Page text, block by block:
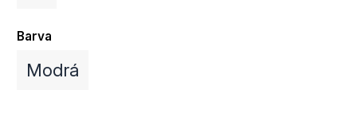
Barva
Modrá